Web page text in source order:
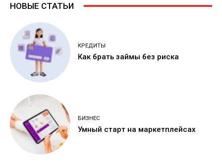
НОВЫЕ СТАТЬИ
КРЕДИТЫ
Как брать займы без риска
БИЗНЕС
Умный старт на маркетплейсах